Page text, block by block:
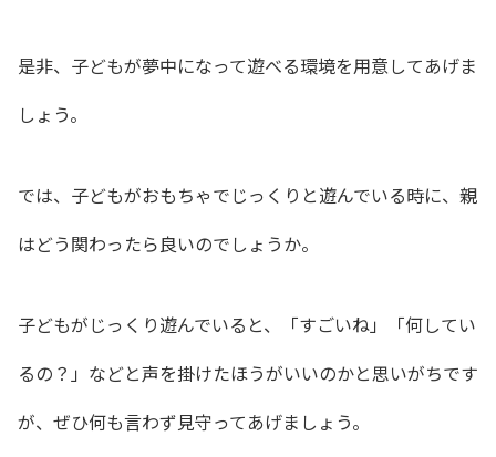
是非、子どもが夢中になって遊べる環境を用意してあげま
しょう。
では、子どもがおもちゃでじっくりと遊んでいる時に、親
はどう関わったら良いのでしょうか。
子どもがじっくり遊んでいると、「すごいね」「何してい
るの？」などと声を掛けたほうがいいのかと思いがちです
が、ぜひ何も言わず見守ってあげましょう。